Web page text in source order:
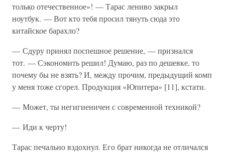
только отечественное»! — Тарас лениво закрыл
ноутбук. — Вот кто тебя просил тянуть сюда это
китайское барахло?
— Сдуру принял поспешное решение, — признался
тот. — Сэкономить решил! Думаю, раз по дешевке, то
почему бы не взять? И, между прочим, предыдущий комп
у меня тоже сгорел. Продукция «Юпитера» [11], кстати.
— Может, ты негигиеничен с современной техникой?
— Иди к черту!
Тарас печально вздохнул. Его брат никогда не отличался